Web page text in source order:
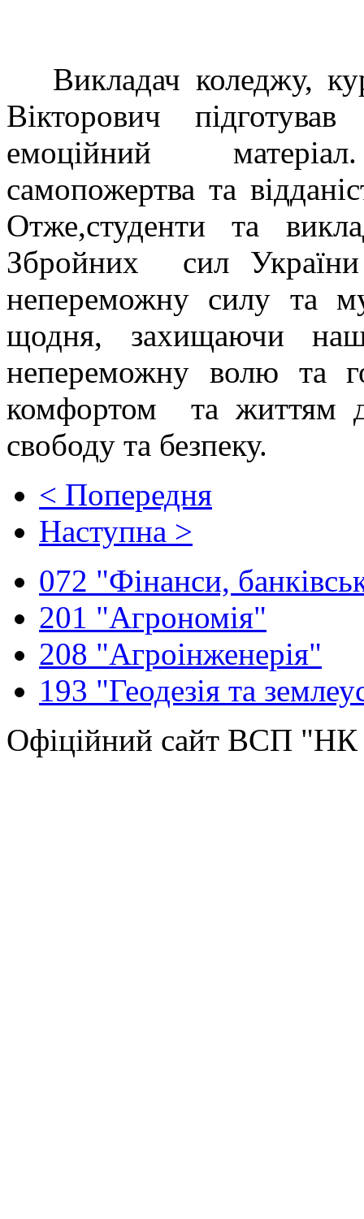
Викладач коледжу,
Вікторович
емоційний
самопожертва та
Отже,студенти та
Збройних сил
непереможну силу та
щодня, захищаючи
непереможну волю та
комфортом та життям
свободу та безпеку.
< Попередня
Наступна >
072 "Фінанси,
201 "Агрономія"
208 "Агроінженерія"
193 "Геодезія та
Офіційний сайт ВСП